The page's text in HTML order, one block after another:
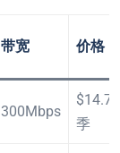
带宽 价格
300Mbps
季